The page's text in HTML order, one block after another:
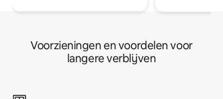
Voorzieningen en voordelen voor
langere verblijven